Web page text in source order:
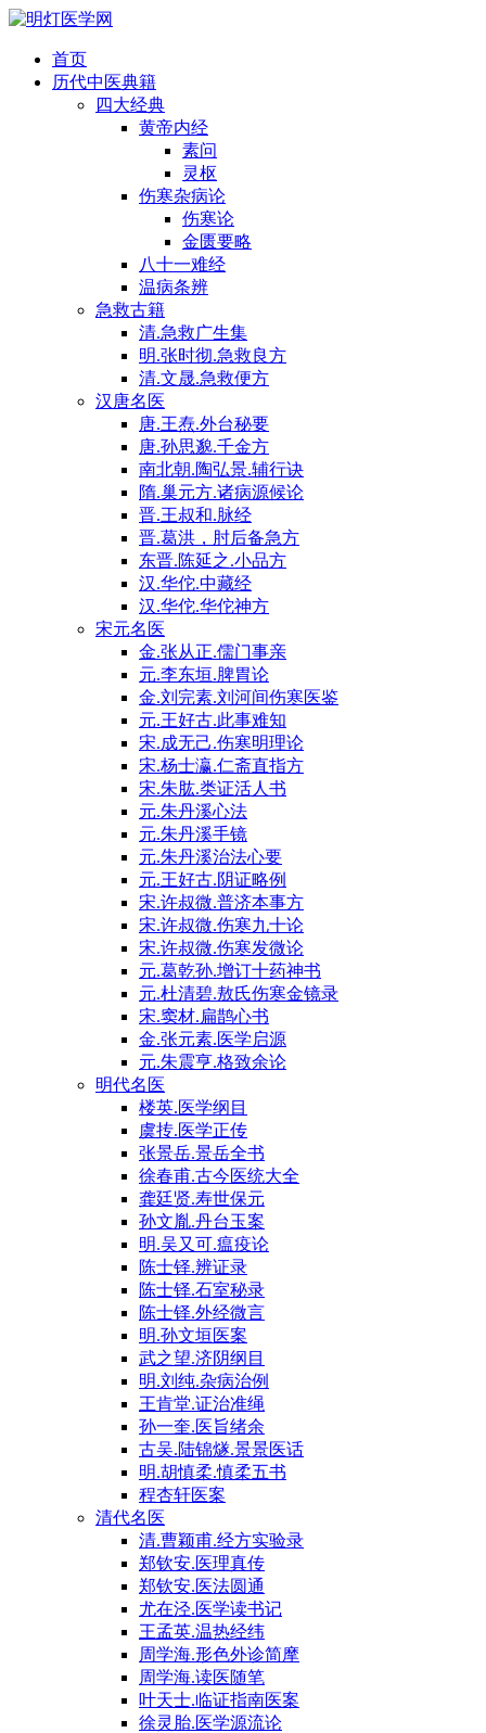
首页
历代中医典籍
四大经典
黄帝内经
素问
灵枢
伤寒杂病论
伤寒论
金匮要略
八十一难经
温病条辨
急救古籍
清.急救广生集
明.张时彻.急救良方
清.文晟.急救便方
汉唐名医
唐.王焘.外台秘要
唐.孙思邈.千金方
南北朝.陶弘景.辅行诀
隋.巢元方.诸病源候论
晋.王叔和.脉经
晋.葛洪，肘后备急方
东晋.陈延之.小品方
汉.华佗.中藏经
汉.华佗.华佗神方
宋元名医
金.张从正.儒门事亲
元.李东垣.脾胃论
金.刘完素.刘河间伤寒医鉴
元.王好古.此事难知
宋.成无己.伤寒明理论
宋.杨士瀛.仁斋直指方
宋.朱肱.类证活人书
元.朱丹溪心法
元.朱丹溪手镜
元.朱丹溪治法心要
元.王好古.阴证略例
宋.许叔微.普济本事方
宋.许叔微.伤寒九十论
宋.许叔微.伤寒发微论
元.葛乾孙.增订十药神书
元.杜清碧.敖氏伤寒金镜录
宋.窦材.扁鹊心书
金.张元素.医学启源
元.朱震亨.格致余论
明代名医
楼英.医学纲目
虞抟.医学正传
张景岳.景岳全书
徐春甫.古今医统大全
龚廷贤.寿世保元
孙文胤.丹台玉案
明.吴又可.瘟疫论
陈士铎.辨证录
陈士铎.石室秘录
陈士铎.外经微言
明.孙文垣医案
武之望.济阴纲目
明.刘纯.杂病治例
王肯堂.证治准绳
孙一奎.医旨绪余
古吴.陆锦燧.景景医话
明.胡慎柔.慎柔五书
程杏轩医案
清代名医
清.曹颖甫.经方实验录
郑钦安.医理真传
郑钦安.医法圆通
尤在泾.医学读书记
王孟英.温热经纬
周学海.形色外诊简摩
周学海.读医随笔
叶天士.临证指南医案
徐灵胎.医学源流论